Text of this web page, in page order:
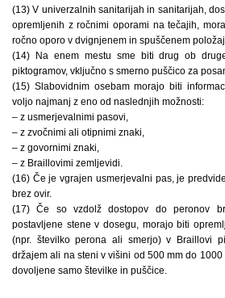
(13) V univerzalnih sanitarijah in sanitarijah,
opremljenih z ročnimi oporami na tečajih,
ročno oporo v dvignjenem in spuščenem
(14) Na enem mestu sme biti drug ob
piktogramov, vključno s smerno puščico za
(15) Slabovidnim osebam morajo biti
voljo najmanj z eno od naslednjih možnosti:
– z usmerjevalnimi pasovi,
– z zvočnimi ali otipnimi znaki,
– z govornimi znaki,
– z Braillovimi zemljevidi.
(16) Če je vgrajen usmerjevalni pas, je
brez ovir.
(17) Če so vzdolž dostopov do peronov
postavljene stene v dosegu, morajo biti
(npr. številko perona ali smerjo) v Braillovi
držajem ali na steni v višini od 500 mm do
dovoljene samo številke in puščice.